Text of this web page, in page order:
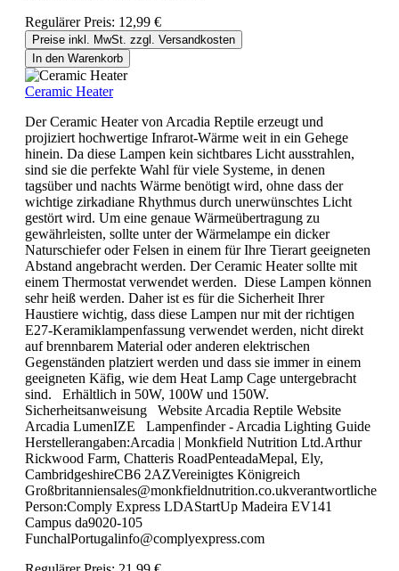
Regulärer Preis: 12,99 €
Preise inkl. MwSt. zzgl. Versandkosten
In den Warenkorb
Ceramic Heater
Der Ceramic Heater von Arcadia Reptile erzeugt und
projiziert hochwertige Infrarot-Wärme weit in ein Gehege
hinein. Da diese Lampen kein sichtbares Licht ausstrahlen,
sind sie die perfekte Wahl für viele Systeme, in denen
tagsüber und nachts Wärme benötigt wird, ohne dass der
wichtige zirkadiane Rhythmus durch unerwünschtes Licht
gestört wird. Um eine genaue Wärmeübertragung zu
gewährleisten, sollte unter der Wärmelampe ein dicker
Naturschiefer oder Felsen in einem für Ihre Tierart geeigneten
Abstand angebracht werden. Der Ceramic Heater sollte mit
einem Thermostat verwendet werden. Diese Lampen können
sehr heiß werden. Daher ist es für die Sicherheit Ihrer
Haustiere wichtig, dass diese Lampen nur mit der richtigen
E27-Keramiklampenfassung verwendet werden, nicht direkt
auf brennbarem Material oder anderen elektrischen
Gegenständen platziert werden und dass sie immer in einem
geeigneten Käfig, wie dem Heat Lamp Cage untergebracht
sind. Erhältlich in 50W, 100W und 150W.
Sicherheitsanweisung Website Arcadia Reptile Website
Arcadia LumenIZE Lampenfinder - Arcadia Lighting Guide
Herstellerangaben:Arcadia | Monkfield Nutrition Ltd.Arthur
Rickwood Farm, Chatteris RoadPenteadaMepal, Ely,
CambridgeshireCB6 2AZVereinigtes Königreich
Großbritanniensales@monkfieldnutrition.co.ukverantwortliche
Person:Comply Express LDAStartUp Madeira EV141
Campus da9020-105
FunchalPortugalinfo@complyexpress.com